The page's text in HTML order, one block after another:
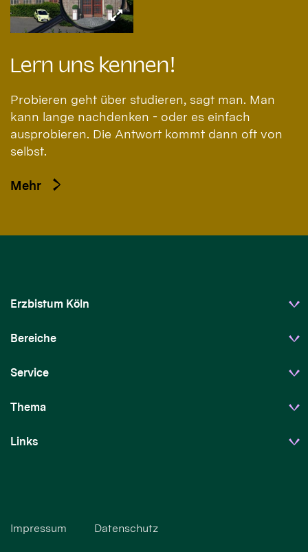
Lern uns kennen!
Probieren geht über studieren, sagt man. Man
kann lange nachdenken - oder es einfach
ausprobieren. Die Antwort kommt dann oft von
selbst.
Mehr
Erzbistum Köln
Bereiche
Service
Thema
Links
Impressum Datenschutz